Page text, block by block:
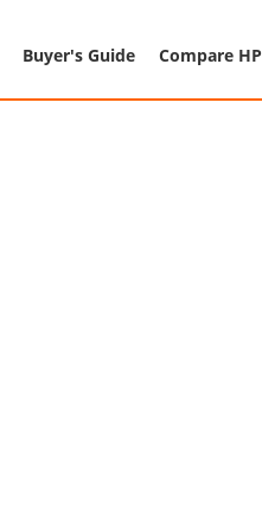
Buyer's Guide Compare HP